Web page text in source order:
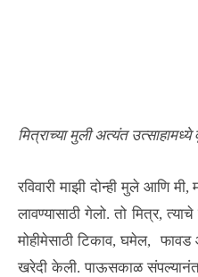
मित्राच्या मुली अत्यंत उत्साहामध्ये
रविवारी माझी दोन्ही मुले आणि
लावण्यासाठी गेलो. तो मित्र,
मोहीमेसाठी टिकाव, घमेल,
खरेदी केली. पाऊसकाळ